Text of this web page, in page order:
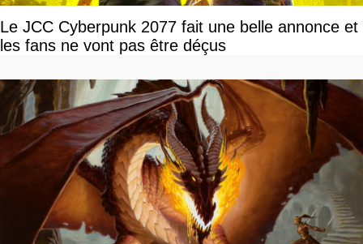
Le JCC Cyberpunk 2077 fait une belle annonce et
les fans ne vont pas être déçus